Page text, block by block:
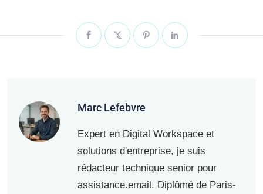
Marc Lefebvre
Expert en Digital Workspace et
solutions d'entreprise, je suis
rédacteur technique senior pour
assistance.email. Diplômé de Paris-